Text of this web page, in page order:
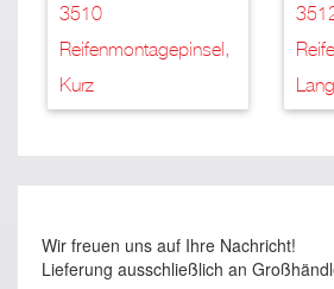
3510
Reifenmontagepinsel,
Kurz
Lang
Wir freuen uns auf Ihre Nachricht!
Lieferung ausschließlich an